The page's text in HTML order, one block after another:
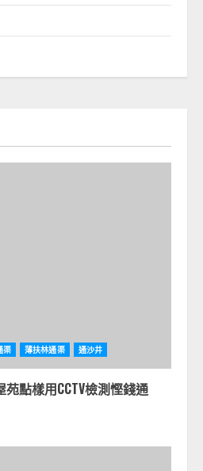
渠 薄扶林通渠 通沙井
點樣用CCTV檢測慳錢通